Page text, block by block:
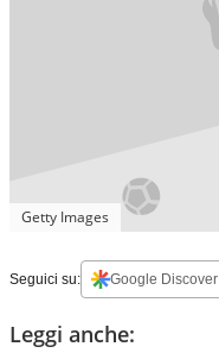
Getty Images
Seguici su: Google Discover
Leggi anche: